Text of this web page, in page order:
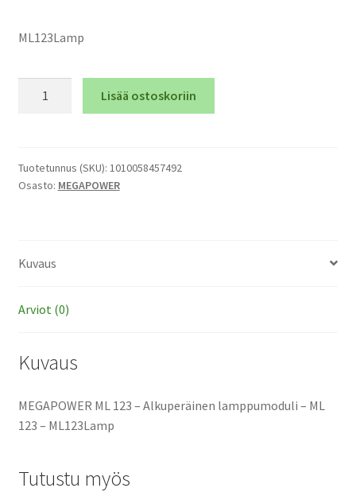
ML123Lamp
Alkuperäinen
lamppumoduli
Lisää ostoskoriin
Tuotetunnus (SKU): 1010058457492
Osasto: MEGAPOWER
Kuvaus
Arviot (0)
Kuvaus
MEGAPOWER ML 123 – Alkuperäinen lamppumoduli – ML
123 – ML123Lamp
Tutustu myös